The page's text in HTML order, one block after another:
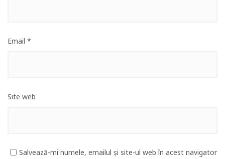
Email *
Site web
Salvează-mi numele, emailul și site-ul web în acest navigator